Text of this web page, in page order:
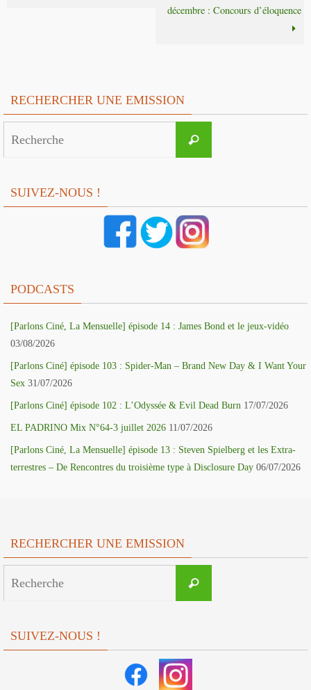
décembre : Concours d’éloquence
RECHERCHER UNE EMISSION
Recherche
SUIVEZ-NOUS !
PODCASTS
[Parlons Ciné, La Mensuelle] épisode 14 : James Bond et le jeux-vidéo
03/08/2026
[Parlons Ciné] épisode 103 : Spider-Man – Brand New Day & I Want Your
Sex 31/07/2026
[Parlons Ciné] épisode 102 : L’Odyssée & Evil Dead Burn 17/07/2026
EL PADRINO Mix N°64-3 juillet 2026 11/07/2026
[Parlons Ciné, La Mensuelle] épisode 13 : Steven Spielberg et les Extra-
terrestres – De Rencontres du troisième type à Disclosure Day 06/07/2026
RECHERCHER UNE EMISSION
Recherche
SUIVEZ-NOUS !